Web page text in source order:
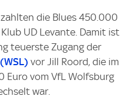
die Blues 450.000
UD Levante. Damit ist
teuerste Zugang der
vor Jill Roord, die im
Euro vom VfL Wolfsburg
war.